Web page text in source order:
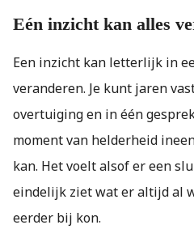
Eén inzicht kan alles
Een inzicht kan letterlijk in
veranderen. Je kunt jaren
overtuiging en in één
moment van helderheid
kan. Het voelt alsof er een
eindelijk ziet wat er altijd al
eerder bij kon.